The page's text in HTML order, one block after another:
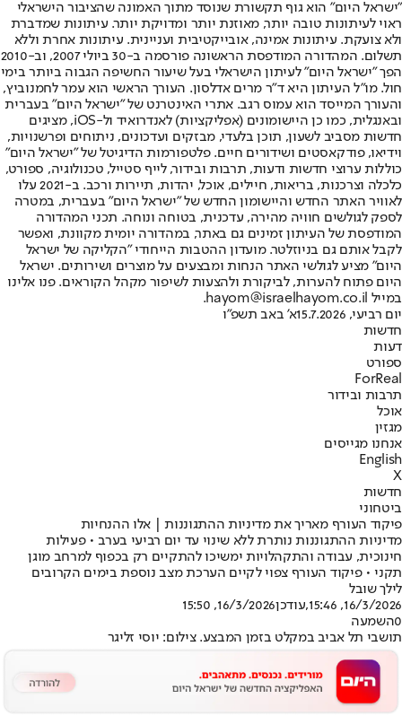
"ישראל היום" הוא גוף תקשורת שנוסד מתוך האמונה שהציבור הישראלי
ראוי לעיתונות טובה יותר, מאוזנת יותר ומדויקת יותר. עיתונות שמדברת
ולא צועקת. עיתונות אמינה, אובייקטיבית ועניינית. עיתונות אחרת וללא
תשלום. המהדורה המודפסת הראשונה פורסמה ב-30 ביולי 2007, וב-2010
הפך "ישראל היום" לעיתון הישראלי בעל שיעור החשיפה הגבוה ביותר בימי
חול. מו"ל העיתון היא ד"ר מרים אדלסון. העורך הראשי הוא עמר לחמנוביץ,
והעורך המייסד הוא עמוס רגב. אתרי האינטרנט של "ישראל היום" בעברית
ובאנגלית, כמו כן היישומונים (אפליקציות) לאנדרואיד ול-iOS, מציגים
חדשות מסביב לשעון, תוכן בלעדי, מבזקים ועדכונים, ניתוחים ופרשנויות,
וידיאו, פודקאסטים ושידורים חיים. פלטפורמות הדיגיטל של "ישראל היום"
כוללות ערוצי חדשות ודעות, תרבות ובידור, לייף סטייל, טכנולוגיה, ספורט,
כלכלה וצרכנות, בריאות, חיילים, אוכל, יהדות, תיירות ורכב. ב-2021 עלו
לאוויר האתר החדש והיישומון החדש של "ישראל היום" בעברית, במטרה
לספק לגולשים חוויה מהירה, עדכנית, בטוחה ונוחה. תכני המהדורה
המודפסת של העיתון זמינים גם באתר, במהדורה יומית מקוונת, ואפשר
לקבל אותם גם בניוזלטר. מועדון ההטבות הייחודי "הקליקה של ישראל
היום" מציע לגולשי האתר הנחות ומבצעים על מוצרים ושירותים. ישראל
היום פתוח להערות, לביקורת ולהצעות לשיפור מקהל הקוראים. פנו אלינו
במייל hayom@israelhayom.co.il.
יום רביעי, 15.7.2026
א' באב תשפ"ו
חדשות
דעות
ספורט
ForReal
תרבות ובידור
אוכל
מגזין
אנחנו מגייסים
English
X
חדשות
ביטחוני
פיקוד העורף מאריך את מדיניות ההתגוננות | אלו ההנחיות
מדיניות ההתגוננות נותרת ללא שינוי עד יום רביעי בערב • פעילות
חינוכית, עבודה והתקהלויות ימשיכו להתקיים רק בכפוף למרחב מוגן
תקני • פיקוד העורף צפוי לקיים הערכת מצב נוספת בימים הקרובים
לילך שובל
16/3/2026, 15:46
,עודכן16/3/2026, 15:50
0השמעה
תושבי תל אביב במקלט בזמן המבצע. צילום: יוסי זליגר